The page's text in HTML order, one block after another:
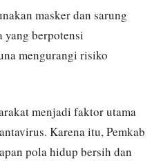
masker dan sarung
yang berpotensi
mengurangi risiko
menjadi faktor utama
Karena itu, Pemkab
pola hidup bersih dan